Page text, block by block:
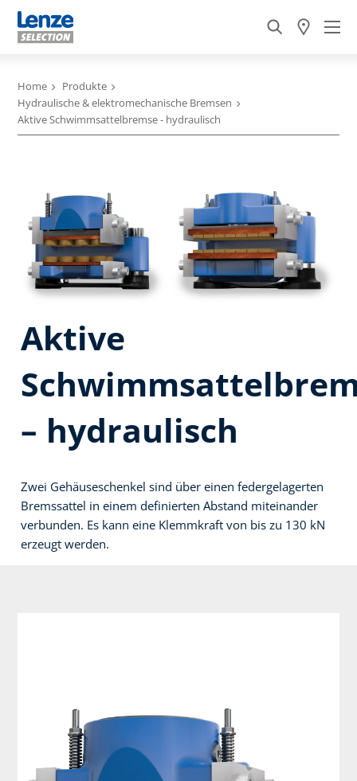
Home
Produkte
Hydraulische & elektromechanische Bremsen
Aktive Schwimmsattelbremse - hydraulisch
Aktive
– hydraulisch
Zwei Gehäuseschenkel sind über einen federgelagerten
Bremssattel in einem definierten Abstand miteinander
verbunden. Es kann eine Klemmkraft von bis zu 130 kN
erzeugt werden.